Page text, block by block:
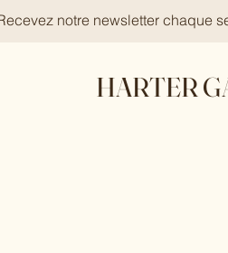
notre newsletter chaque
HARTER